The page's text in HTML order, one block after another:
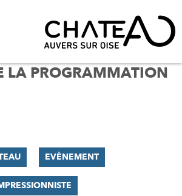
LA PROGRAMMATION
EVÈNEMENT